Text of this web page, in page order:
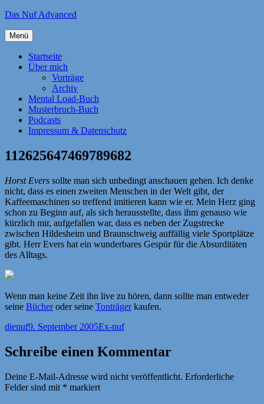
Zum
springen
Das Nuf Advanced
Menü
Startseite
Über mich
Vorträge
Archiv
Mental Load-Buch
Musterbruch-Buch
Podcasts
Impressum & Datenschutz
112625647469789682
Horst Evers sollte man sich unbedingt anschauen gehen. Ich denke
nicht, dass es einen zweiten Menschen in der Welt gibt, der
Kaffeemaschinen so treffend imitieren kann wie er. Mein Herz ging
schon zu Beginn auf, als sich herausstellte, dass ihm genauso wie
kürzlich mir, aufgefallen war, dass es neben der Zugstrecke
zwischen Hildesheim und Braunschweig auffällig viele Sportplätze
gibt. Herr Evers hat ein wunderbares Gespür für die Absurditäten
des Alltags.
Wenn man keine Zeit ihn live zu hören, dann sollte man entweder
seine Bücheroder seine Tonträgerkaufen.
Autor
dienufVeröffentlicht
9. September 2005Kategorien
Ex-nuf
Schreibe einen Kommentar
Deine E-Mail-Adresse wird nicht veröffentlicht. Erforderliche
Felder sind mit * markiert